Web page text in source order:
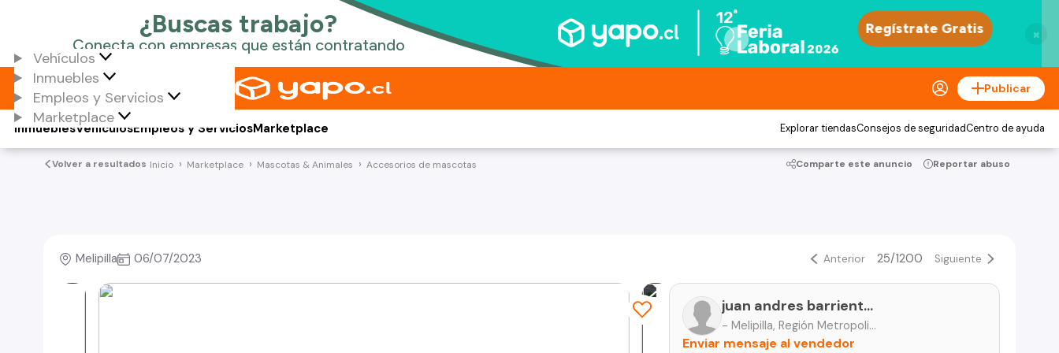
×
Vehículos
Inmuebles
Empleos y Servicios
Marketplace
Publicar
Vehículos
Inmuebles Empleos y ServiciosMarketplace Explorar tiendasConsejos de seguridadCentro de ayuda
Volver a resultados Inicio Marketplace Mascotas & Animales Accesorios de mascotas Comparte este anuncio Reportar abuso
Melipilla 06/07/2023 Anterior 25/1200 Siguiente
juan andres barrientos soto e i r l
- Melipilla, Región Metropolitana
Enviar mensaje al vendedor